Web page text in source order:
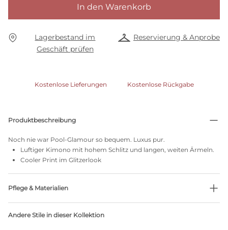
In den Warenkorb
Lagerbestand im
Geschäft prüfen
Reservierung & Anprobe
Kostenlose Lieferungen Kostenlose Rückgabe
Produktbeschreibung
Noch nie war Pool-Glamour so bequem. Luxus pur.
Luftiger Kimono mit hohem Schlitz und langen, weiten Ärmeln.
Cooler Print im Glitzerlook
Pflege & Materialien
Andere Stile in dieser Kollektion